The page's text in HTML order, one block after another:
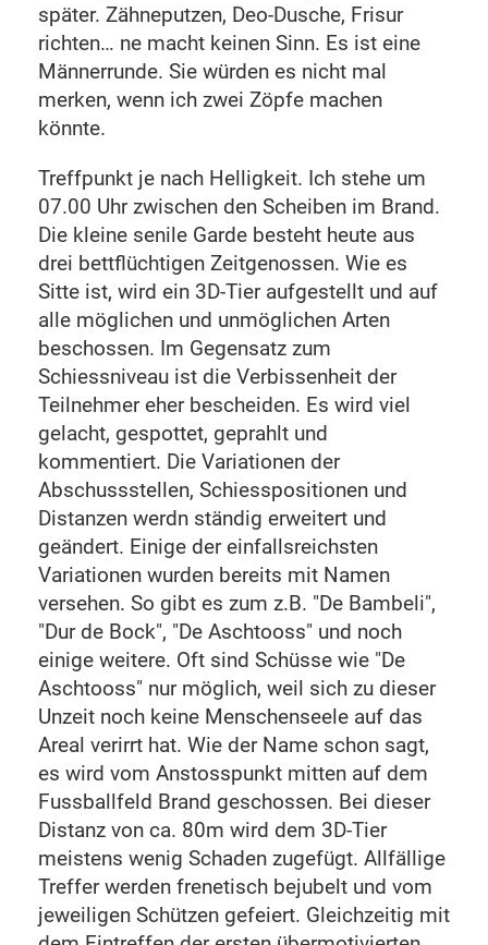
später. Zähneputzen, Deo-Dusche, Frisur
richten… ne macht keinen Sinn. Es ist eine
Männerrunde. Sie würden es nicht mal
merken, wenn ich zwei Zöpfe machen
könnte.
Treffpunkt je nach Helligkeit. Ich stehe um
07.00 Uhr zwischen den Scheiben im Brand.
Die kleine senile Garde besteht heute aus
drei bettflüchtigen Zeitgenossen. Wie es
Sitte ist, wird ein 3D-Tier aufgestellt und auf
alle möglichen und unmöglichen Arten
beschossen. Im Gegensatz zum
Schiessniveau ist die Verbissenheit der
Teilnehmer eher bescheiden. Es wird viel
gelacht, gespottet, geprahlt und
kommentiert. Die Variationen der
Abschussstellen, Schiesspositionen und
Distanzen werdn ständig erweitert und
geändert. Einige der einfallsreichsten
Variationen wurden bereits mit Namen
versehen. So gibt es zum z.B. "De Bambeli",
"Dur de Bock", "De Aschtooss" und noch
einige weitere. Oft sind Schüsse wie "De
Aschtooss" nur möglich, weil sich zu dieser
Unzeit noch keine Menschenseele auf das
Areal verirrt hat. Wie der Name schon sagt,
es wird vom Anstosspunkt mitten auf dem
Fussballfeld Brand geschossen. Bei dieser
Distanz von ca. 80m wird dem 3D-Tier
meistens wenig Schaden zugefügt. Allfällige
Treffer werden frenetisch bejubelt und vom
jeweiligen Schützen gefeiert. Gleichzeitig mit